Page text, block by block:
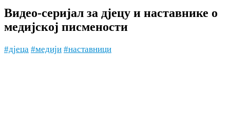
Видео-серијал за дјецу и наставнике о
медијској писмености
#дјеца #медији #наставници